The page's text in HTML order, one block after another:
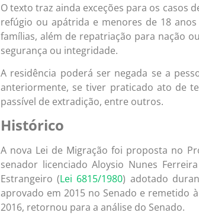
O texto traz ainda exceções para os casos
refúgio ou apátrida e menores de 18
famílias, além de repatriação para nação
segurança ou integridade.
A residência poderá ser negada se a
anteriormente, se tiver praticado ato de
passível de extradição, entre outros.
Histórico
A nova Lei de Migração foi proposta no
senador licenciado Aloysio Nunes
Estrangeiro (Lei 6815/1980) adotado
aprovado em 2015 no Senado e remetido
2016, retornou para a análise do Senado.